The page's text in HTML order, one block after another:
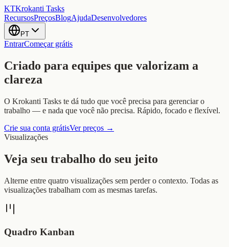
KTKrokanti Tasks
RecursosPreçosBlogAjudaDesenvolvedores
PT
EntrarComeçar grátis
Criado para equipes que valorizam a
clareza
O Krokanti Tasks te dá tudo que você precisa para gerenciar o
trabalho — e nada que você não precisa. Rápido, focado e flexível.
Crie sua conta grátisVer preços →
Visualizações
Veja seu trabalho do seu jeito
Alterne entre quatro visualizações sem perder o contexto. Todas as
visualizações trabalham com as mesmas tarefas.
Quadro Kanban